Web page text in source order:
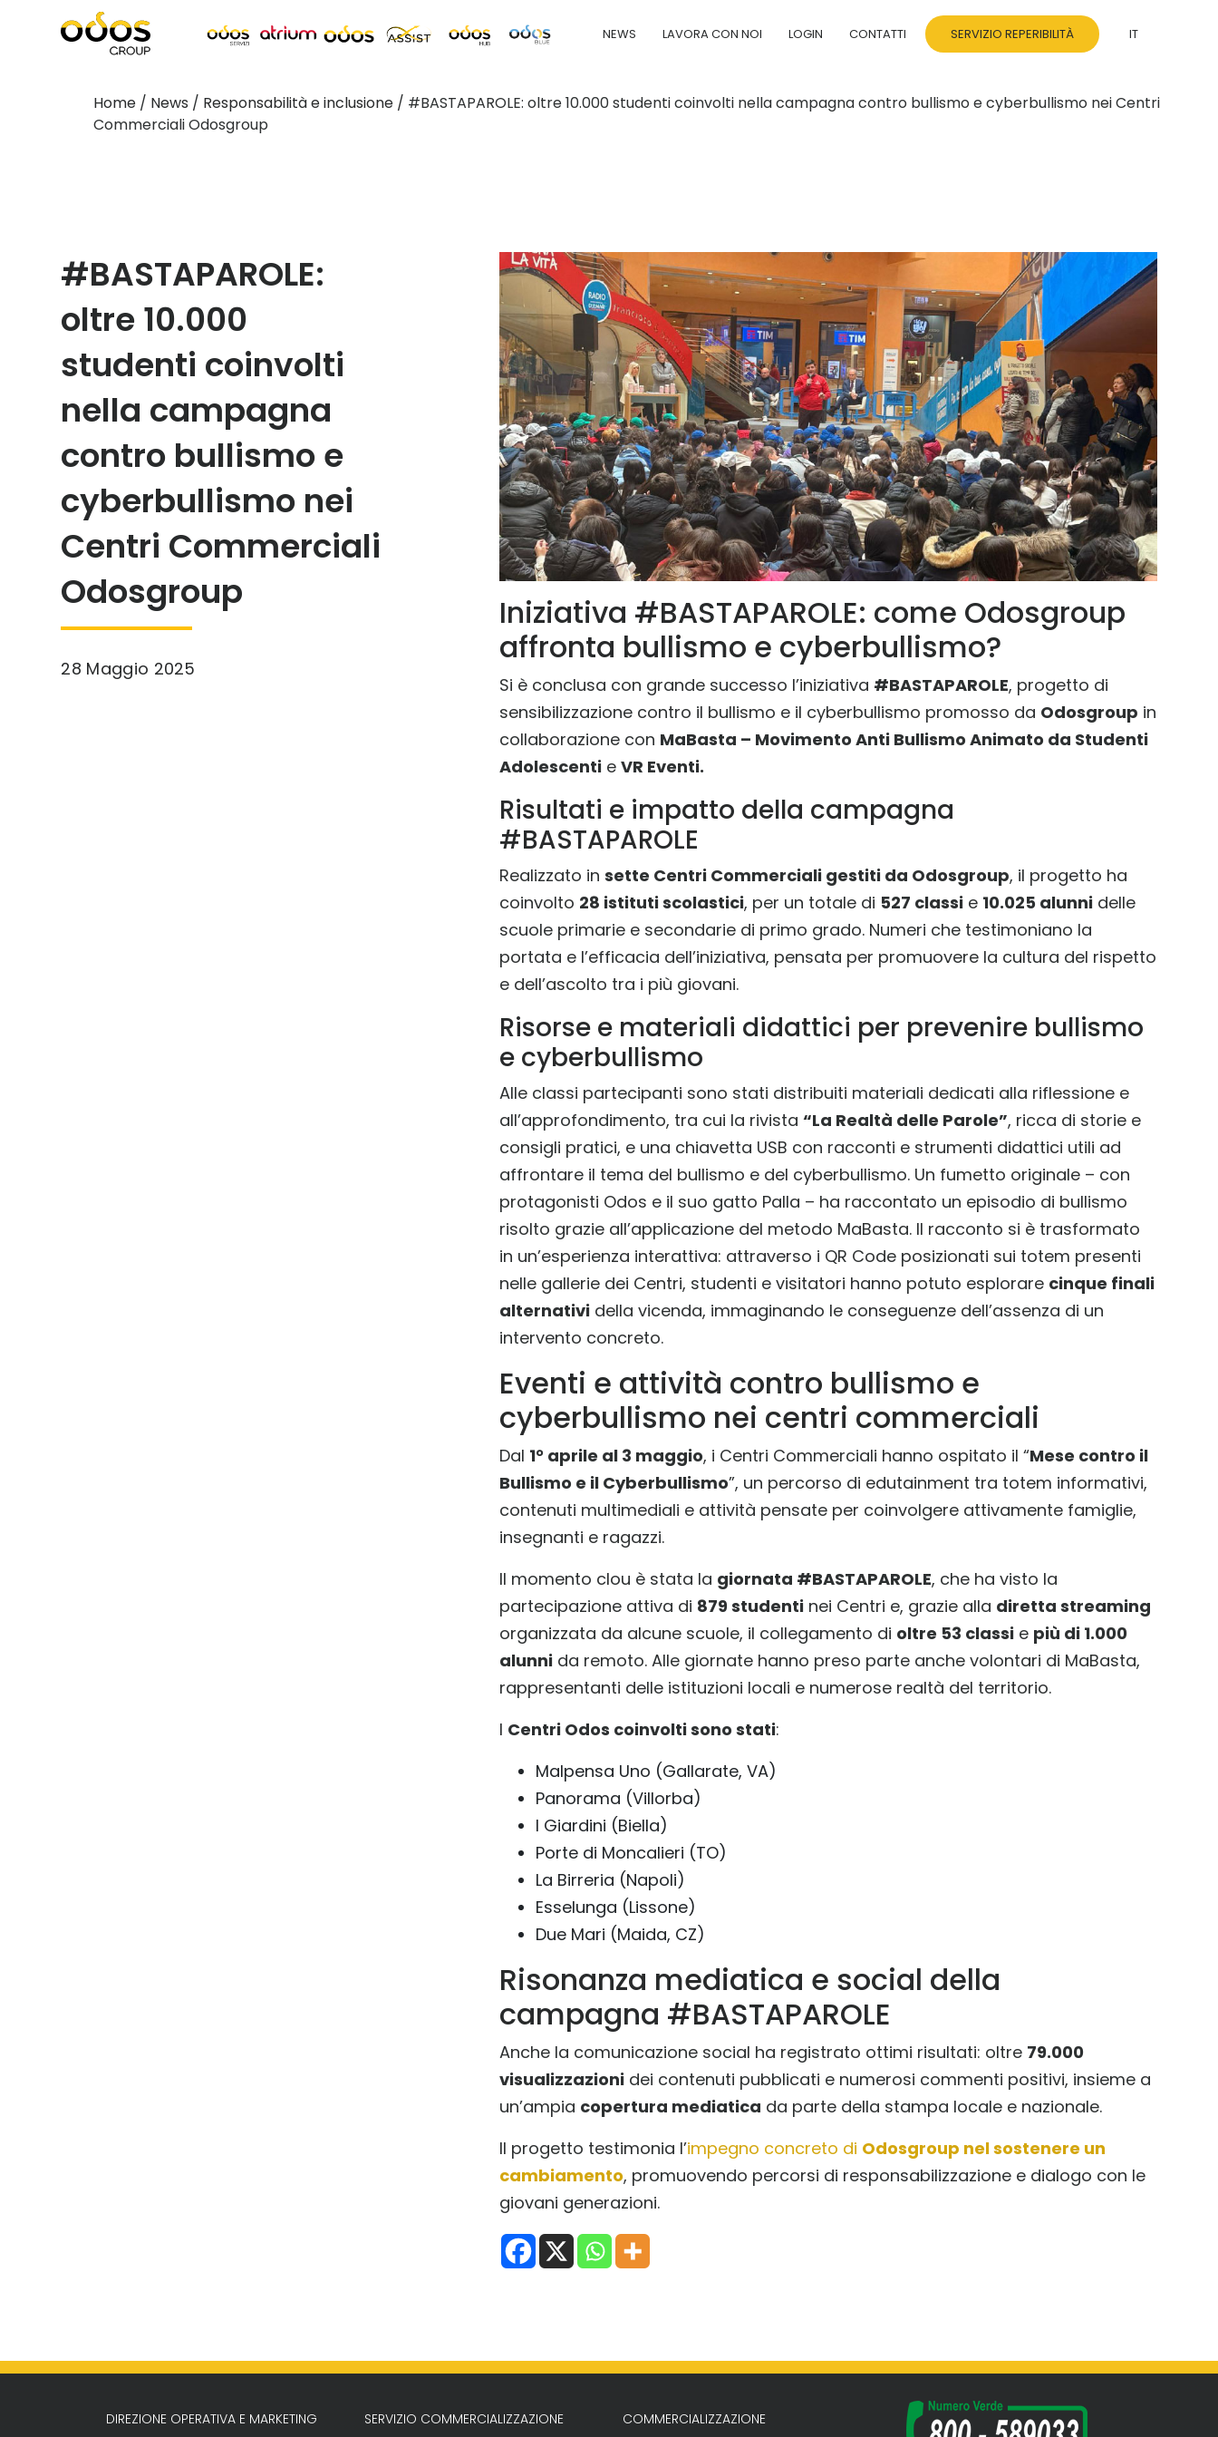
NEWS LAVORA CON NOI LOGIN CONTATTI SERVIZIO REPERIBILITÀ IT
Home / News / Responsabilità e inclusione / #BASTAPAROLE: oltre 10.000 studenti coinvolti nella campagna contro bullismo e cyberbullismo nei Centri
Commerciali Odosgroup
#BASTAPAROLE:
oltre 10.000
studenti coinvolti
nella campagna
contro bullismo e
cyberbullismo nei
Centri Commerciali
Odosgroup
28 Maggio 2025
Iniziativa #BASTAPAROLE: come Odosgroup
affronta bullismo e cyberbullismo?
Si è conclusa con grande successo l’iniziativa #BASTAPAROLE, progetto di
sensibilizzazione contro il bullismo e il cyberbullismo promosso da Odosgroup in
collaborazione con MaBasta – Movimento Anti Bullismo Animato da Studenti
Adolescenti eVR Eventi.
Risultati e impatto della campagna
#BASTAPAROLE
Realizzato insette Centri Commerciali gestiti da Odosgroup, il progetto ha
coinvolto 28 istituti scolastici, per un totale di 527 classi e 10.025 alunni delle
scuole primarie e secondarie di primo grado. Numeri che testimoniano la
portata e l’efficacia dell’iniziativa, pensata per promuovere la cultura del rispetto
e dell’ascolto tra i più giovani.
Risorse e materiali didattici per prevenire bullismo
e cyberbullismo
Alle classi partecipanti sono stati distribuiti materiali dedicati alla riflessione e
all’approfondimento, tra cui la rivista“La Realtà delle Parole”, ricca di storie e
consigli pratici, e una chiavetta USB con racconti e strumenti didattici utili ad
affrontare il tema del bullismo e del cyberbullismo. Un fumetto originale – con
protagonisti Odos e il suo gatto Palla – ha raccontato un episodio di bullismo
risolto grazie all’applicazione del metodo MaBasta. Il racconto si è trasformato
in un’esperienza interattiva: attraverso i QR Code posizionati sui totem presenti
nelle gallerie dei Centri, studenti e visitatori hanno potuto esplorare cinque finali
alternativi della vicenda, immaginando le conseguenze dell’assenza di un
intervento concreto.
Eventi e attività contro bullismo e
cyberbullismo nei centri commerciali
Dal 1° aprile al 3 maggio, i Centri Commerciali hanno ospitato il “Mese contro il
Bullismo e il Cyberbullismo”, un percorso di edutainment tra totem informativi,
contenuti multimediali e attività pensate per coinvolgere attivamente famiglie,
insegnanti e ragazzi.
Il momento clou è stata la giornata #BASTAPAROLE, che ha visto la
partecipazione attiva di 879 studenti nei Centri e, grazie alla diretta streaming
organizzata da alcune scuole, il collegamento di oltre 53 classi e più di 1.000
alunni da remoto. Alle giornate hanno preso parte anche volontari di MaBasta,
rappresentanti delle istituzioni locali e numerose realtà del territorio.
I Centri Odos coinvolti sono stati:
Malpensa Uno (Gallarate, VA)
Panorama (Villorba)
I Giardini (Biella)
Porte di Moncalieri (TO)
La Birreria (Napoli)
Esselunga (Lissone)
Due Mari (Maida, CZ)
Risonanza mediatica e social della
campagna #BASTAPAROLE
Anche la comunicazione social ha registrato ottimi risultati: oltre 79.000
visualizzazioni dei contenuti pubblicati e numerosi commenti positivi, insieme a
un’ampia copertura mediatica da parte della stampa locale e nazionale.
Il progetto testimonia l’impegno concreto di Odosgroup nel sostenere un
cambiamento, promuovendo percorsi di responsabilizzazione e dialogo con le
giovani generazioni.
DIREZIONE OPERATIVA E MARKETING
SERVIZIO COMMERCIALIZZAZIONE
COMMERCIALIZZAZIONE